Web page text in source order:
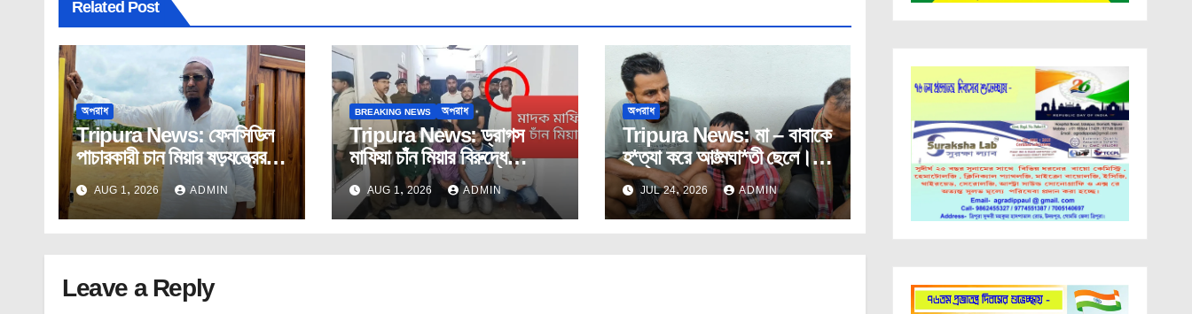
Related Post
অপরাধ
Tripura News: ফেনসিডিল
পাচারকারী চান মিয়ার ষড়যন্ত্রের
শিকার তরুণ সাংবাদিক!
AUG 1, 2026 ADMIN
BREAKING NEWS অপরাধ
Tripura News: ড্রাগস
মাফিয়া চাঁন মিয়ার বিরুদ্ধে
সাংবাদিক রাহুলের মামলা দায়ের।
AUG 1, 2026 ADMIN
অপরাধ
Tripura News: মা – বাবাকে
হ*ত্যা করে আ*ত্মঘা*তী ছেলে।
ঘটনায়পশ্চিম মুহুরীপুরে।
JUL 24, 2026 ADMIN
Leave a Reply